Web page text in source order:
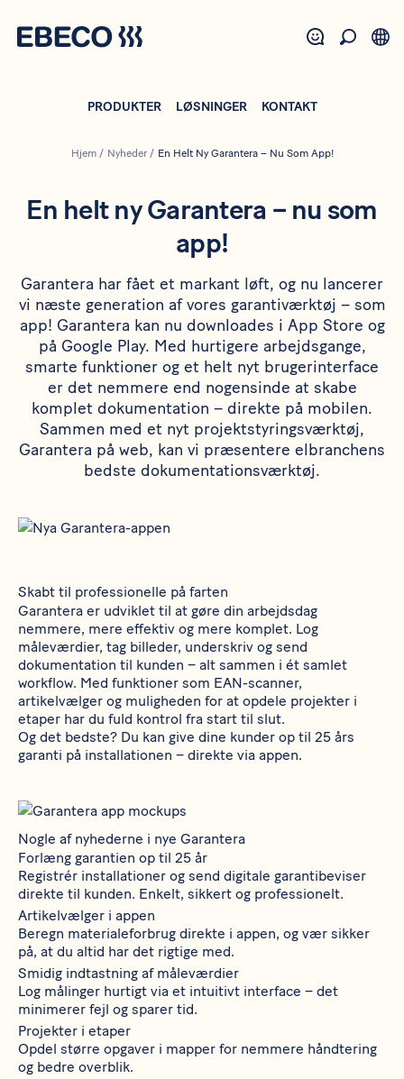
hovedindhold
PRODUKTER LØSNINGER KONTAKT
Hjem/ Nyheder/ En Helt Ny Garantera – Nu Som App!
En helt ny Garantera – nu som
app!
Garantera har fået et markant løft, og nu lancerer
vi næste generation af vores garanti­værktøj – som
app! Garantera kan nu downloades i App Store og
på Google Play. Med hurtigere arbejdsgange,
smarte funktioner og et helt nyt brugerinterface
er det nemmere end nogensinde at skabe
komplet dokumentation – direkte på mobilen.
Sammen med et nyt projektstyringsværktøj,
Garantera på web, kan vi præsentere elbranchens
bedste dokumentationsværktøj.
Skabt til professionelle på farten
Garantera er udviklet til at gøre din arbejdsdag
nemmere, mere effektiv og mere komplet. Log
måleværdier, tag billeder, underskriv og send
dokumentation til kunden – alt sammen i ét samlet
workflow. Med funktioner som EAN-scanner,
artikelvælger og muligheden for at opdele projekter i
etaper har du fuld kontrol fra start til slut.
Og det bedste? Du kan give dine kunder op til 25 års
garanti på installationen – direkte via appen.
Nogle af nyhederne i nye Garantera
Forlæng garantien op til 25 år
Registrér installationer og send digitale garantibeviser
direkte til kunden. Enkelt, sikkert og professionelt.
Artikelvælger i appen
Beregn materialeforbrug direkte i appen, og vær sikker
på, at du altid har det rigtige med.
Smidig indtastning af måleværdier
Log målinger hurtigt via et intuitivt interface – det
minimerer fejl og sparer tid.
Projekter i etaper
Opdel større opgaver i mapper for nemmere håndtering
og bedre overblik.